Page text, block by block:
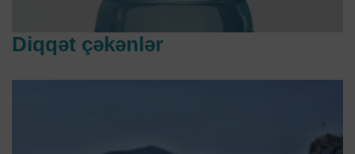
Diqqət çəkənlər